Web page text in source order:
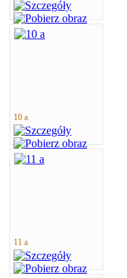
10 a
11 a